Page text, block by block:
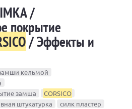
/
покрытие
/ Эффекты и
кельмой
замша
CORSICO
штукатурка
силк пластер